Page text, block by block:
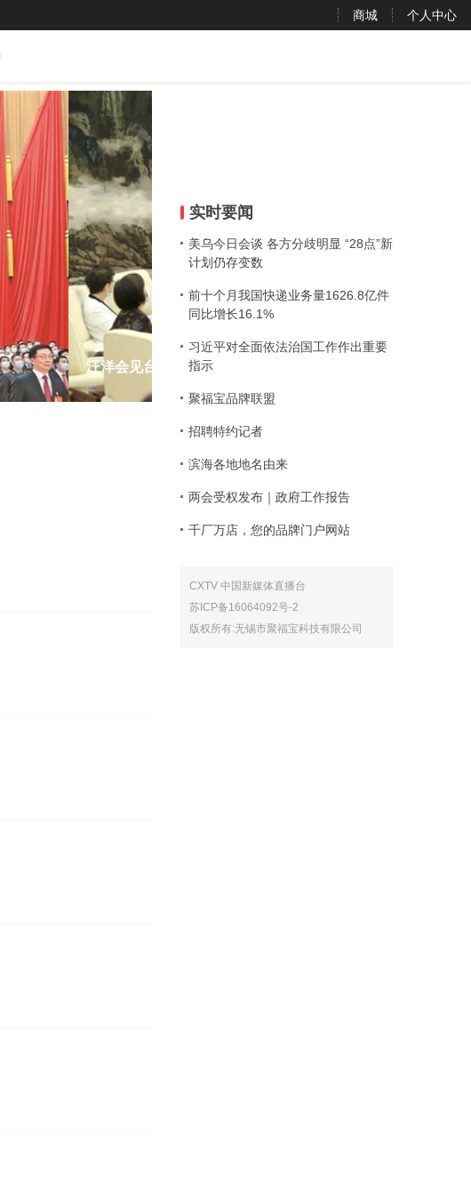
商城 个人中心
首列直达德国汉堡全程时刻表中欧班列开
实时要闻
美乌今日会谈 各方分歧明显 “28点”新
计划仍存变数
前十个月我国快递业务量1626.8亿件
同比增长16.1%
习近平对全面依法治国工作作出重要
指示
聚福宝品牌联盟
招聘特约记者
滨海各地地名由来
两会受权发布｜政府工作报告
千厂万店，您的品牌门户网站
CXTV 中国新媒体直播台
苏ICP备16064092号-2
版权所有:无锡市聚福宝科技有限公司